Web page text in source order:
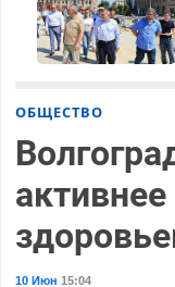
80-летие
ОБЩЕСТВО
10 Июн 15:04